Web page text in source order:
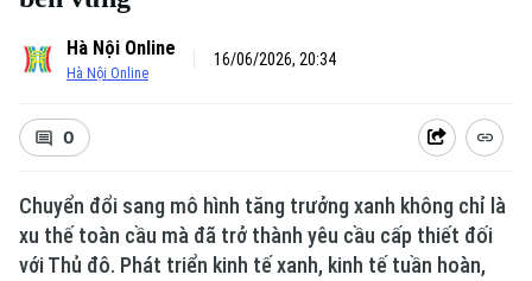
Hà Nội Online
Hà Nội Online
16/06/2026, 20:34
0
Chuyển đổi sang mô hình tăng trưởng xanh không chỉ là
xu thế toàn cầu mà đã trở thành yêu cầu cấp thiết đối
với Thủ đô. Phát triển kinh tế xanh, kinh tế tuần hoàn,